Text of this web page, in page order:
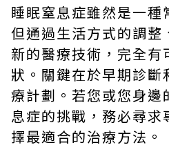
睡眠窒息症雖然是一種
但通過生活方式的調整
新的醫療技術，完全有
狀。關鍵在於早期診斷
療計劃。若您或您身邊
息症的挑戰，務必尋求
擇最適合的治療方法。